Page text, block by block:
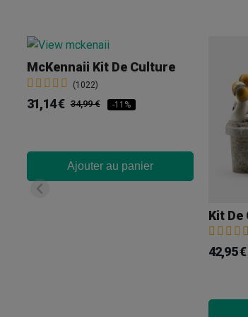
McKennaii Kit De Culture
(1022)
31,14 € 34,99 € -11%
Ajouter au panier
42,95 €